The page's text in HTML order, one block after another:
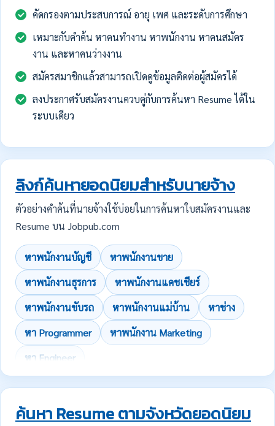
คัดกรองตามประสบการณ์ อายุ เพศ และระดับการศึกษา
เหมาะกับคำค้น หาคนทำงาน หาพนักงาน หาคนสมัคร
งาน และหาคนว่างงาน
สมัครสมาชิกแล้วสามารถเปิดดูข้อมูลติดต่อผู้สมัครได้
ลงประกาศรับสมัครงานควบคู่กับการค้นหา Resume ได้ใน
ระบบเดียว
ลิงก์ค้นหายอดนิยมสำหรับนายจ้าง
ตัวอย่างคำค้นที่นายจ้างใช้บ่อยในการค้นหาใบสมัครงานและ
Resume บน Jobpub.com
หาพนักงานบัญชี
หาพนักงานขาย
หาพนักงานธุรการ
หาพนักงานแคชเชียร์
หาพนักงานขับรถ
หาพนักงานแม่บ้าน
หาช่าง
หา Programmer
หาพนักงาน Marketing
หา Engineer
ค้นหา Resume ตามจังหวัดยอดนิยม